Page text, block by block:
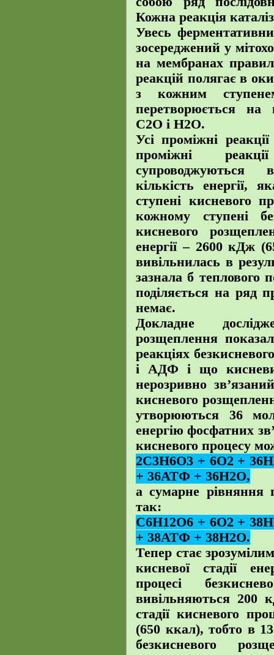
Кожна реакція
Увесь
зосереджений у
на мембранах
реакцій полягає в
з кожним
перетворюється на
С2О і Н2О.
Усі проміжні
проміжні
супроводжуються
кількість енергії,
ступені кисневого
кожному ступені
кисневого
енергії – 2600 кДж
вивільнилась в
зазнала б теплового
поділяється на ряд
немає.
Докладне
розщеплення
реакціях
і АДФ і що
нерозривно
кисневого
утворюються 36
енергію фосфатних
кисневого процесу
2С3Н6О3 + 6О2 +
+ 36АТФ + 36Н2О,
а сумарне рівняння
так:
С6Н12О6 + 6О2 +
+ 38АТФ + 38Н2О.
Тепер стає
кисневої стадії
процесі
вивільняються 200
стадії кисневого
(650 ккал), тобто в
безкисневого